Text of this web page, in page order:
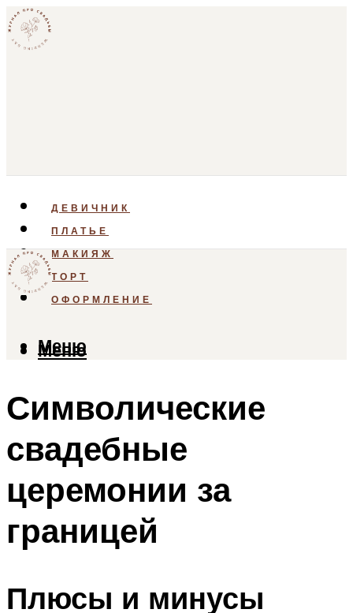
ДЕВИЧНИК
ПЛАТЬЕ
МАКИЯЖ
ТОРТ
ОФОРМЛЕНИЕ
Меню
Меню
Символические
свадебные
церемонии за
границей
Плюсы и минусы